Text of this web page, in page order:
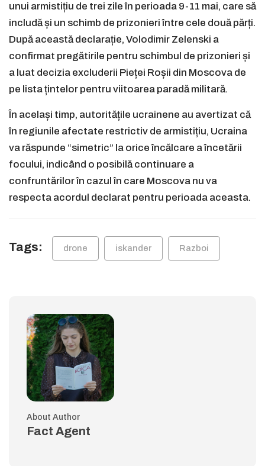
unui armistițiu de trei zile în perioada 9-11 mai, care să
includă și un schimb de prizonieri între cele două părți.
După această declarație, Volodimir Zelenski a
confirmat pregătirile pentru schimbul de prizonieri și
a luat decizia excluderii Pieței Roșii din Moscova de
pe lista țintelor pentru viitoarea paradă militară.
În același timp, autoritățile ucrainene au avertizat că
în regiunile afectate restrictiv de armistițiu, Ucraina
va răspunde “simetric” la orice încălcare a încetării
focului, indicând o posibilă continuare a
confruntărilor în cazul în care Moscova nu va
respecta acordul declarat pentru perioada aceasta.
Tags: drone iskander Razboi
About Author
Fact Agent